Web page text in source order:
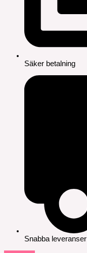
Säker betalning
Snabba leveranser